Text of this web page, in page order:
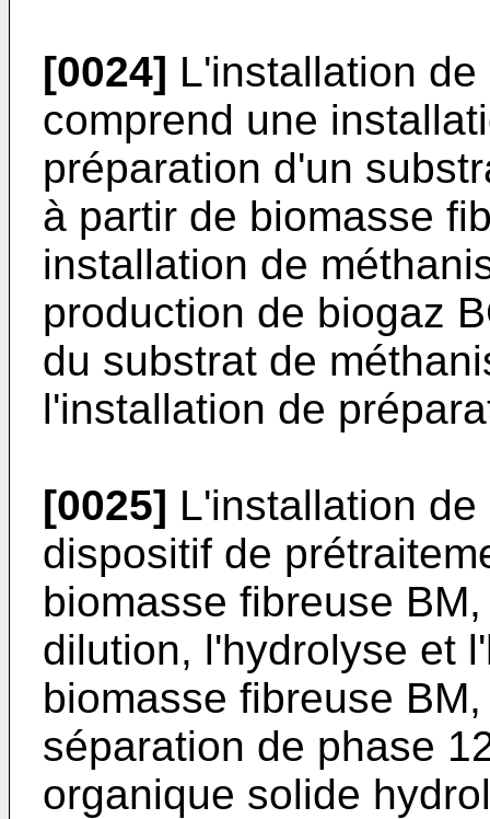
[0024] L'installation
comprend une
préparation d'un
à partir de biomasse
installation de
production de biogaz
du substrat de
l'installation de
[0025] L'installation
dispositif de
biomasse fibreuse
dilution, l'hydrolyse et
biomasse fibreuse
séparation de phase
organique solide